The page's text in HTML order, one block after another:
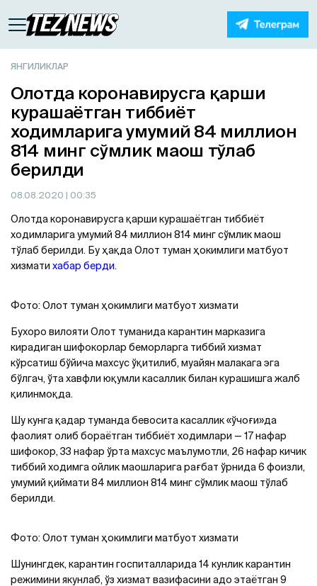
ЯНГИЛИКЛАР
Олотда коронавирусга қарши
курашаётган тиббиёт
ходимларига умумий 84 миллион
814 минг сўмлик маош тўлаб
берилди
08.08.2020 | 00:35
Олотда коронавирусга қарши курашаётган тиббиёт
ходимларига умумий 84 миллион 814 минг сўмлик маош
тўлаб берилди. Бу ҳақда Олот туман ҳокимлиги матбуот
хизмати хабар берди.
Фото: Олот туман ҳокимлиги матбуот хизмати
Бухоро вилояти Олот туманида карантин марказига
кирадиган шифокорлар беморларга тиббий хизмат
кўрсатиш бўйича махсус ўқитилиб, муайян малакага эга
бўлгач, ўта хавфли юқумли касаллик билан курашишга жалб
қилинмоқда.
Шу кунга қадар туманда бевосита касаллик «ўчоғи»да
фаолият олиб бораётган тиббиёт ходимлари — 17 нафар
шифокор, 33 нафар ўрта махсус маълумотли, 26 нафар кичик
тиббий ходимга ойлик маошларига рағбат ўрнида 6 фоизли,
умумий қиймати 84 миллион 814 минг сўмлик маош тўлаб
берилди.
Фото: Олот туман ҳокимлиги матбуот хизмати
Шунингдек, карантин госпиталларида 14 кунлик карантин
режимини якунлаб, ўз хизмат вазифасини адо этаётган 9